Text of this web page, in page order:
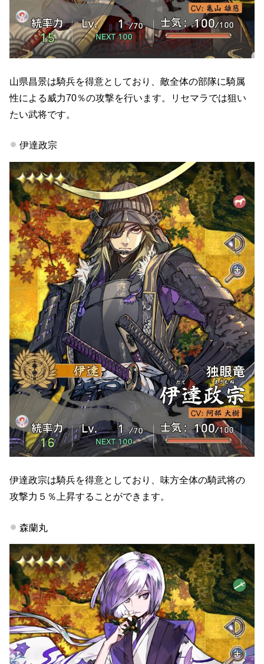
山県昌景は騎兵を得意としており、敵全体の部隊に騎属
性による威力70％の攻撃を行います。リセマラでは狙い
たい武将です。
伊達政宗
伊達政宗は騎兵を得意としており、味方全体の騎武将の
攻撃力５％上昇することができます。
森蘭丸